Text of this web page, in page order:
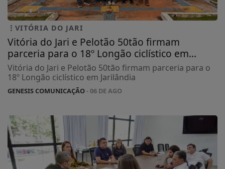
VITÓRIA DO JARI
Vitória do Jari e Pelotão 50tão firmam
parceria para o 18º Longão ciclístico em...
Vitória do Jari e Pelotão 50tão firmam parceria para o
18º Longão ciclístico em Jarilândia
GENESIS COMUNICAÇÃO- 06 DE AGO